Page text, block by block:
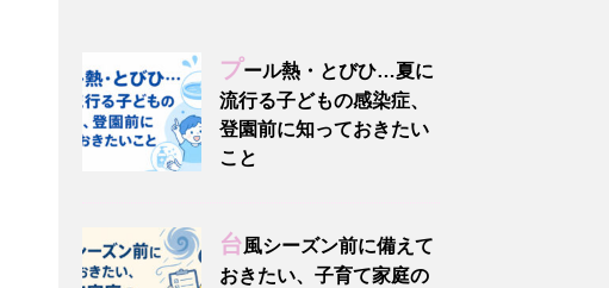
プール熱・とびひ…夏に
流行る子どもの感染症、
登園前に知っておきたい
こと
台風シーズン前に備えて
おきたい、子育て家庭の